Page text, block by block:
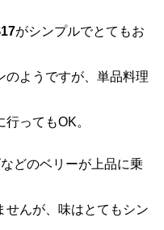
がシンプルでとてもお
のようですが、単品料理
ってもOK。
どのベリーが上品に乗
せんが、味はとてもシン